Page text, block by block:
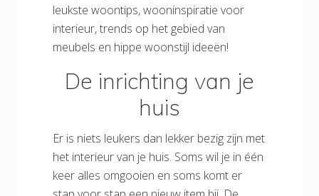
leukste woontips, wooninspiratie voor
interieur, trends op het gebied van
meubels en hippe woonstijl ideeën!
De inrichting van je
huis
Er is niets leukers dan lekker bezig zijn met
het interieur van je huis. Soms wil je in één
keer alles omgooien en soms komt er